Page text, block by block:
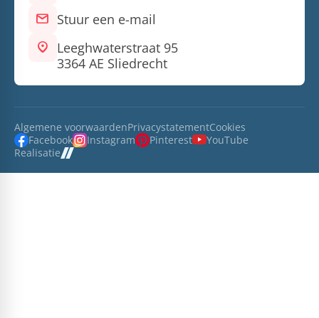
mail Stuur een e-mail
location_on Leeghwaterstraat 95
3364 AE Sliedrecht
Algemene voorwaardenPrivacystatementCookies
Facebook
Instagram Pinterest
YouTube
Realisatie